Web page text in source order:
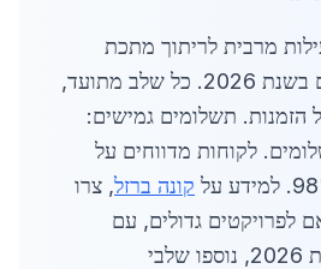
מרבית לריתוך מתכת
מקצועי בכפר קאסם בשנת 2026. כל שלב מתועד,
הזמנות. תשלומים גמישים:
ב-3 תשלומים. לקוחות מדווחים על
קונה ברזל, צרו
לפרויקטים גדולים, עם
הנחות נוספות. בשנת 2026, נוספו שלבי